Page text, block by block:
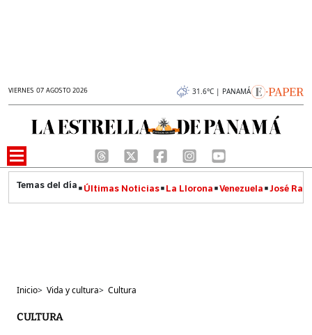
VIERNES 07 AGOSTO 2026 31.6°C | PANAMÁ
Últimas Noticias La Llorona Venezuela José
Inicio> Vida y cultura> Cultura
CULTURA